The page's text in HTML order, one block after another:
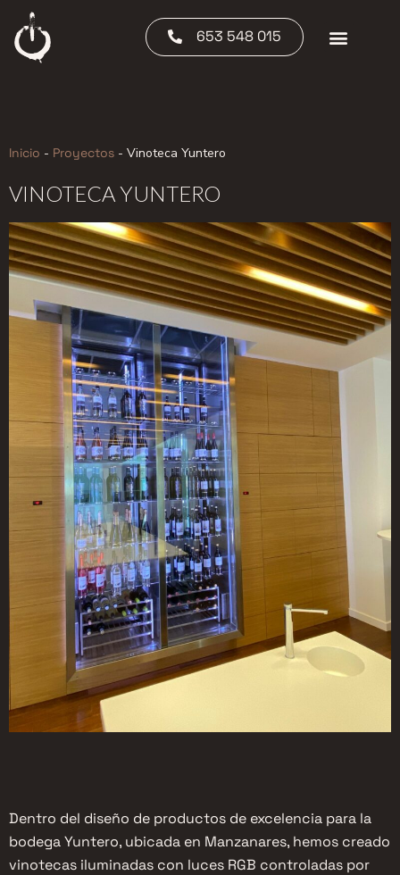
653 548 015
Inicio - Proyectos - Vinoteca Yuntero
VINOTECA YUNTERO
Dentro del diseño de productos de excelencia para la
bodega Yuntero, ubicada en Manzanares, hemos creado
vinotecas iluminadas con luces RGB controladas por